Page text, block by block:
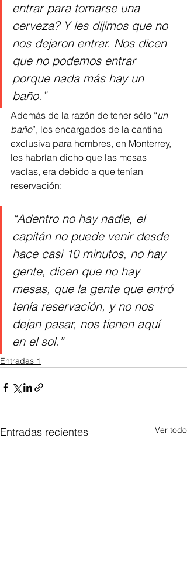
entrar para tomarse una
cerveza? Y les dijimos que no
nos dejaron entrar. Nos dicen
que no podemos entrar
porque nada más hay un
baño.”
Además de la razón de tener sólo “un
baño”, los encargados de la cantina
exclusiva para hombres, en Monterrey,
les habrían dicho que las mesas
vacías, era debido a que tenían
reservación:
“Adentro no hay nadie, el
capitán no puede venir desde
hace casi 10 minutos, no hay
gente, dicen que no hay
mesas, que la gente que entró
tenía reservación, y no nos
dejan pasar, nos tienen aquí
en el sol.”
Entradas 1
Entradas recientes Ver todo